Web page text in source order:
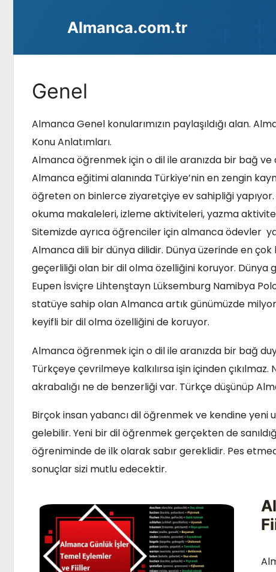
Almanca.com.tr
Genel
Almanca Genel konularımızın paylaşıldığı alan.
Konu Anlatımları.
Almanca öğrenmek için o dil ile aranızda bir bağ ve
Almanca eğitimi alanında Türkiye’nin en zengin
öğreten on binlerce ziyaretçiye ev sahipliği
okuma makaleleri, izleme aktiviteleri, yazma
Sitemizde ayrıca öğrenciler için almanca ödevler
Almanca dili bir dünya dilidir. Dünya üzerinde en
geçerliliği olan bir dil olma özelliğini koruyor.
Eupen İsviçre Lihtenştayn Lüksemburg Namibya
statüye sahip olan Almanca artık günümüzde
keyifli bir dil olma özelliğini de koruyor.
Almanca öğrenmek için o dil ile aranızda bir bağ
Türkçeye çevrilmeye kalkılırsa işin içinden
akrabalığı ne de benzerliği var. Türkçe düşünüp
Birçok insan yabancı dil öğrenmek ve kendine
gelebilir. Yeni bir dil öğrenmek gerçekten de
öğreniminde de ilk olarak sabır gereklidir. Pes
sonuçlar sizi mutlu edecektir.